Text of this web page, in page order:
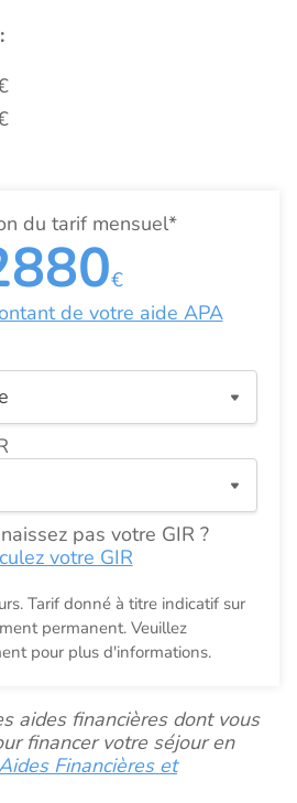
du tarif mensuel*
€
de votre aide APA
pas votre GIR ?
votre GIR
Tarif donné à titre indicatif sur
permanent. Veuillez
pour plus d'informations.
aides financières dont vous
financer votre séjour en
Financières et